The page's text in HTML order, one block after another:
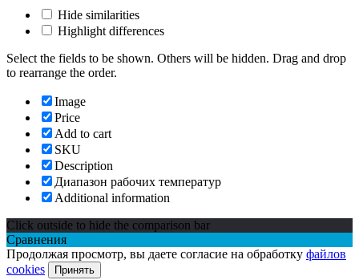
Hide similarities
Highlight differences
Select the fields to be shown. Others will be hidden. Drag and drop
to rearrange the order.
Image
Price
Add to cart
SKU
Description
Диапазон рабочих температур
Additional information
Click outside to hide the comparison bar
Сравнения
Продолжая просмотр, вы даете согласие на обработку файлов
cookies
Принять